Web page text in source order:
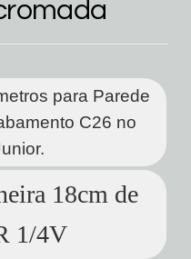
para Parede
C26 no
18cm de
1/4V